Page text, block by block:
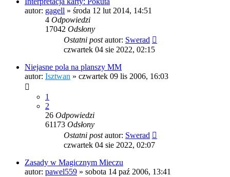
autor: gagell » środa 12 lut 2014, 14:51
4 Odpowiedzi
17042 Odsłony
Ostatni postautor: Swerad
czwartek 04 sie 2022, 02:15
Niejasne pola na planszy MM
autor: Isztwan » czwartek 09 lis 2006, 16:03
1
2
26 Odpowiedzi
61173 Odsłony
Ostatni postautor: Swerad
czwartek 04 sie 2022, 02:07
Zasady w Magicznym Mieczu
autor: pawel559 » sobota 14 paź 2006, 13:41